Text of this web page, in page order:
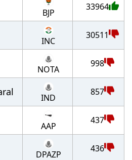
BJP
33964
INC
30511
NOTA
998
IND
857
AAP
437
DPAZP
436